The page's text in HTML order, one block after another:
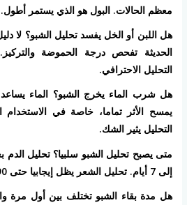
معظم الحالات. البول هو الذي يستمر أطول.
هل اللبن أو الخل يفسد تحليل الشبو؟ لا
الحديثة تفحص درجة الحموضة
التحليل الاحترافي.
هل شرب الماء يخرج الشبو؟ الماء
يمسح الأثر تماما، خاصة في الاستخدام
التحليل يثير الشك.
متى يصبح تحليل الشبو سلبيا؟
إلى 7 أيام. تحليل الشعر يظل إيجابيا حتى 90 يوما من آخر استخدام.
هل مدة بقاء الشبو تختلف بين أول مرة